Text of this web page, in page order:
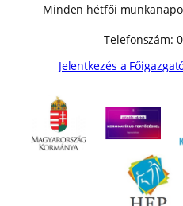
Minden hétfői
Telefonszám:
Jelentkezés a